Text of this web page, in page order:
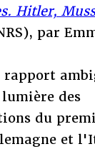
Hitler,
par
rapport
des
du
et